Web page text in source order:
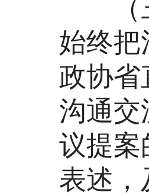
（三
始终把
政协省
沟通交
议提案
表述，